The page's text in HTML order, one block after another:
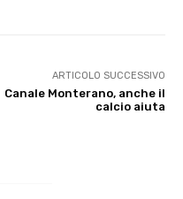
ARTICOLO SUCCESSIVO
Canale Monterano, anche il
calcio aiuta